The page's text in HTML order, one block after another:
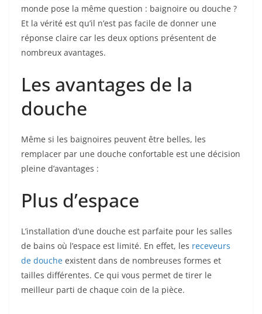
monde pose la même question : baignoire ou douche ?
Et la vérité est qu’il n’est pas facile de donner une
réponse claire car les deux options présentent de
nombreux avantages.
Les avantages de la
douche
Même si les baignoires peuvent être belles, les
remplacer par une douche confortable est une décision
pleine d’avantages :
Plus d’espace
L’installation d’une douche est parfaite pour les salles
de bains où l’espace est limité. En effet, les receveurs
de douche existent dans de nombreuses formes et
tailles différentes. Ce qui vous permet de tirer le
meilleur parti de chaque coin de la pièce.